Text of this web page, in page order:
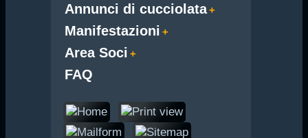
Annunci di cucciolata
Manifestazioni
Area Soci
FAQ